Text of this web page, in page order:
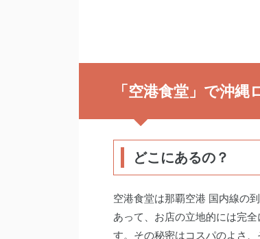
「空港食堂」で沖
どこにあるの？
空港食堂は那覇空港 国内線の
あって、お店の立地的には完
す。その秘密はコスパのよさ